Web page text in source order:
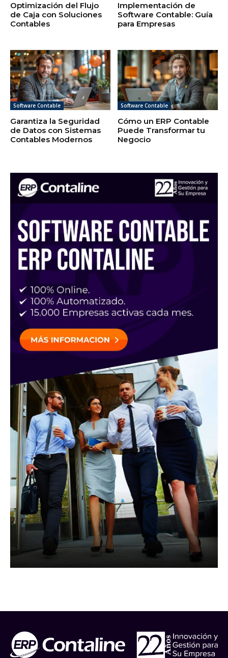
Optimización del Flujo
de Caja con Soluciones
Contables
Implementación de
Software Contable: Guía
para Empresas
Software Contable
Garantiza la Seguridad
de Datos con Sistemas
Contables Modernos
Software Contable
Cómo un ERP Contable
Puede Transformar tu
Negocio